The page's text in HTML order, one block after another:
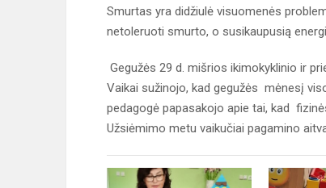
Smurtas yra didžiulė visuomenės
netoleruoti smurto, o susikaupusią
Gegužės 29 d. mišrios ikimokyklinio ir
Vaikai sužinojo, kad gegužės mėnesį
pedagogė papasakojo apie tai, kad
Užsiėmimo metu vaikučiai pagamino